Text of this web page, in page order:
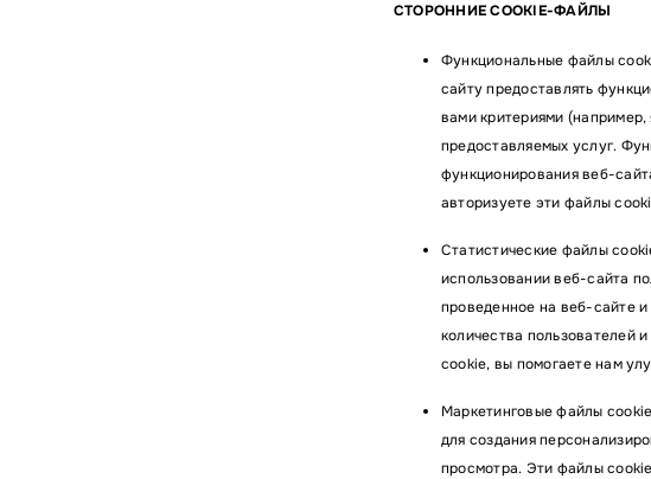
Имя
Комментарий
Я согласен на
СТОРОННИЕ COOKIE-ФАЙЛЫ
Функциональные файлы
сайту предоставлять
вами критериями
предоставляемых услуг.
функционирования веб-
авторизуете эти файлы
Статистические файлы
использовании веб-сайта
проведенное на веб-сайте и
количества пользователей
cookie, вы помогаете нам
Маркетинговые файлы
для создания
просмотра. Эти файлы